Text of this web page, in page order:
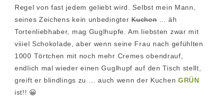
Regel von fast jedem geliebt wird. Selbst mein Mann,
seines Zeichens kein unbedingterKuchen… äh
Tortenliebhaber, mag Guglhupfe. Am liebsten zwar mit
viiiel Schokolade, aber wenn seine Frau nach gefühlten
1000 Törtchen mit noch mehr Cremes obendrauf,
endlich mal wieder einen Guglhupf auf den Tisch stellt,
greift er blindlings zu … auch wenn der Kuchen GRÜN
ist!! 😀